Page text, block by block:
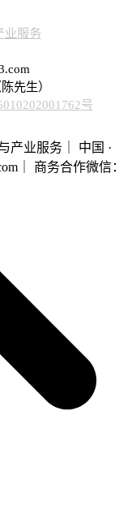
业服务
先生）
号
产业服务｜ 中国 ·
｜ 商务合作微信：